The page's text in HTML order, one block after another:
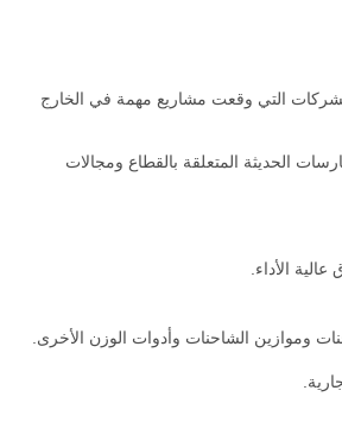
التي وقعت مشاريع مهمة في الخارج
الحديثة المتعلقة بالقطاع ومجالات
الأداء.
وموازين الشاحنات وأدوات الوزن الأخرى.